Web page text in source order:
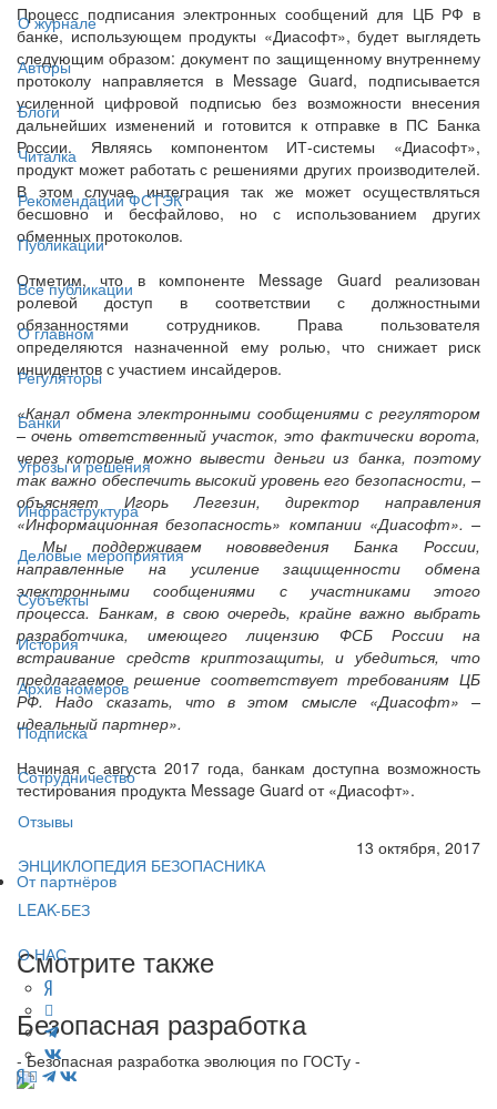
О журнале
Авторы
Блоги
Читалка
Рекомендации ФСТЭК
Публикации
Все публикации
О главном
Регуляторы
Банки
Угрозы и решения
Инфраструктура
Деловые мероприятия
Субъекты
История
Архив номеров
Подписка
Сотрудничество
Отзывы
ЭНЦИКЛОПЕДИЯ БЕЗОПАСНИКА
LEAK-БЕЗ
О НАС
Процесс подписания электронных сообщений для ЦБ РФ в
банке, использующем продукты «Диасофт», будет выглядеть
следующим образом: документ по защищенному внутреннему
протоколу направляется в Message Guard, подписывается
усиленной цифровой подписью без возможности внесения
дальнейших изменений и готовится к отправке в ПС Банка
России. Являясь компонентом ИТ-системы «Диасофт»,
продукт может работать с решениями других производителей.
В этом случае интеграция так же может осуществляться
бесшовно и бесфайлово, но с использованием других
обменных протоколов.
Отметим, что в компоненте Message Guard реализован
ролевой доступ в соответствии с должностными
обязанностями сотрудников. Права пользователя
определяются назначенной ему ролью, что снижает риск
инцидентов с участием инсайдеров.
«Канал обмена электронными сообщениями с регулятором
– очень ответственный участок, это фактически ворота,
через которые можно вывести деньги из банка, поэтому
так важно обеспечить высокий уровень его безопасности, –
объясняет Игорь Легезин, директор направления
«Информационная безопасность» компании «Диасофт». –
Мы поддерживаем нововведения Банка России,
направленные на усиление защищенности обмена
электронными сообщениями с участниками этого
процесса. Банкам, в свою очередь, крайне важно выбрать
разработчика, имеющего лицензию ФСБ России на
встраивание средств криптозащиты, и убедиться, что
предлагаемое решение соответствует требованиям ЦБ
РФ. Надо сказать, что в этом смысле «Диасофт» –
идеальный партнер».
Начиная с августа 2017 года, банкам доступна возможность
тестирования продукта Message Guard от «Диасофт».
13 октября, 2017
От партнёров
Смотрите также
Безопасная разработка
- Безопасная разработка эволюция по ГОСТу -